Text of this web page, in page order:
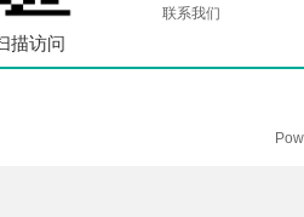
描访问
联系我们